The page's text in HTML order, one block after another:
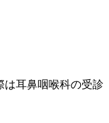
は耳鼻咽喉科の受診